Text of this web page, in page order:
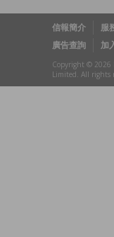
信報簡介 服
廣告查詢
加
Copyright © 2026
Limited. All rights